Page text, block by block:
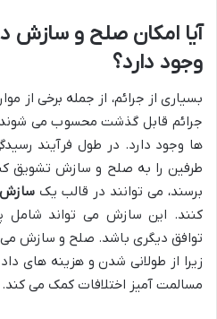
آیا امکان صلح و سازش
وجود دارد؟
بسیاری از جرائم، از جمله برخی از
جرائم قابل گذشت محسوب می
ها وجود دارد. در طول فرآیند
طرفین را به صلح و سازش تشویق
برسند، می توانند در قالب یک سازش
کنند. این سازش می تواند شامل
توافق دیگری باشد. صلح و سازش می
زیرا از طولانی شدن و هزینه های
مسالمت آمیز اختلافات کمک می کند.